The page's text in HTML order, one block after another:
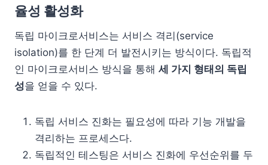
율성 활성화
독립 마이크로서비스는 서비스 격리(service
isolation)를 한 단계 더 발전시키는 방식이다. 독립적
인 마이크로서비스 방식을 통해 세 가지 형태의 독립
성을 얻을 수 있다.
독립 서비스 진화는 필요성에 따라 기능 개발을
격리하는 프로세스다.
독립적인 테스팅은 서비스 진화에 우선순위를 두